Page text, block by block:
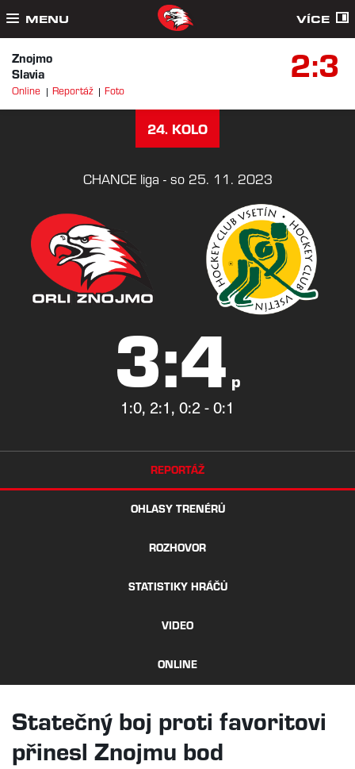
MENU VÍCE
Znojmo
Slavia
2:3
Online Reportáž Foto
24. KOLO
CHANCE liga - so 25. 11. 2023
3:4 p
1:0, 2:1, 0:2 - 0:1
REPORTÁŽ
OHLASY TRENÉRŮ
ROZHOVOR
STATISTIKY HRÁČŮ
VIDEO
ONLINE
Statečný boj proti favoritovi
přinesl Znojmu bod